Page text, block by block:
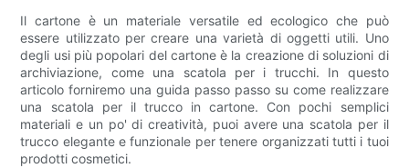
Il cartone è un materiale versatile ed ecologico che può
essere utilizzato per creare una varietà di oggetti utili. Uno
degli usi più popolari del cartone è la creazione di soluzioni di
archiviazione, come una scatola per i trucchi. In questo
articolo forniremo una guida passo passo su come realizzare
una scatola per il trucco in cartone. Con pochi semplici
materiali e un po' di creatività, puoi avere una scatola per il
trucco elegante e funzionale per tenere organizzati tutti i tuoi
prodotti cosmetici.